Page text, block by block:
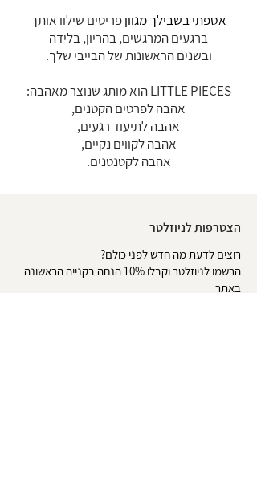
אספתי בשבילך מגווןפריטים שילוו אותך
ברגעים המרגשים,בהריון, בלידה
ובשנים הראשונות של הבייבי שלך.
LITTLE PIECES הוא מותג שנוצר מאהבה:
אהבה לפרטים הקטנים,
אהבה לתיעוד רגעים,
אהבה לקווים נקיים,
אהבה לקטנטנים.
הצטרפות לניוזלטר
רוצים לדעת מה חדש לפני כולם?
הרשמו לניוזלטר וקבלו 10% הנחה בקנייה הראשונה
באתר